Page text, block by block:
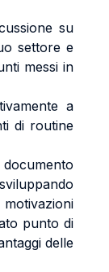
su
settore e
messi in
a
di routine
punto di
delle